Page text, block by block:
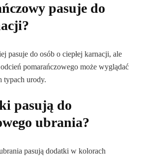
pasuje do
pasuje do osób o ciepłej karnacji, ale
pomarańczowego może wyglądać
typach urody.
pasują do
ubrania?
pasują dodatki w kolorach